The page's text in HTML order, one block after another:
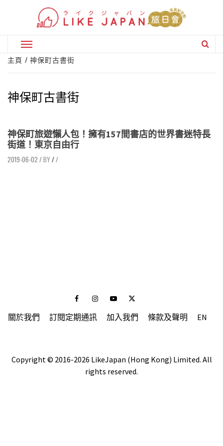
Primary
Menu
主頁 神保町古書街
神保町古書街
神保町旅遊懶人包！擁有157間書店的世界書迷特長
街道！東京自由行
2019-06-02 / //
FacebookInstagramYoutubeTwitter
關於我們 訂閱定期通訊 加入我們 條款及聲明 EN
Copyright © 2016-2026 LikeJapan (Hong Kong) Limited. All
rights reserved.